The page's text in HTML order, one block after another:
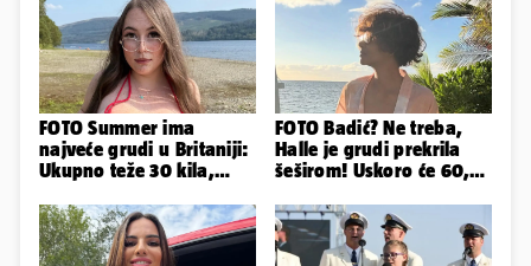
FOTO Summer ima
najveće grudi u Britaniji:
Ukupno teže 30 kila,
smanjivanju...
FOTO Badić? Ne treba,
Halle je grudi prekrila
šeširom! Uskoro će 60,